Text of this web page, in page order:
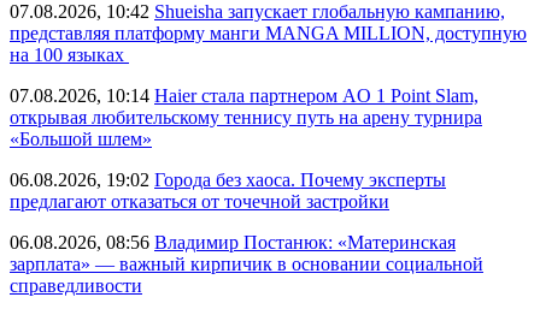
07.08.2026, 10:42 Shueisha запускает глобальную кампанию,
представляя платформу манги MANGA MILLION, доступную
на 100 языках
07.08.2026, 10:14 Haier стала партнером AO 1 Point Slam,
открывая любительскому теннису путь на арену турнира
«Большой шлем»
06.08.2026, 19:02 Города без хаоса. Почему эксперты
предлагают отказаться от точечной застройки
06.08.2026, 08:56 Владимир Постанюк: «Материнская
зарплата» — важный кирпичик в основании социальной
справедливости